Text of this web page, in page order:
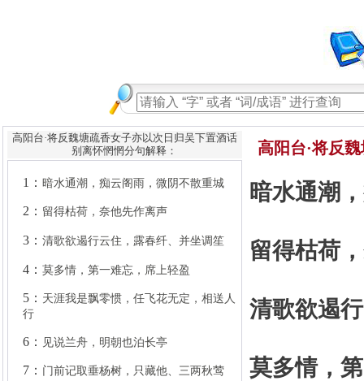
高阳台·将反魏塘疏香女子亦以次日归吴下置酒话
别离怀惘惘分句解释：
暗水通潮，痴云阁雨，微阴不散重城
2： 留得枯荷，奈他先作离声
5： 天涯我是飘零惯，任飞花无定，相送人
7：
高阳台·将反
暗水通潮
留得枯荷
清歌欲遏
莫多情，